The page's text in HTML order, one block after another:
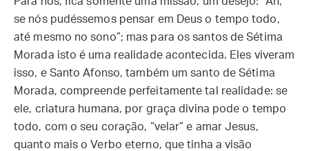
se nós pudéssemos pensar em Deus o tempo todo,
até mesmo no sono”; mas para os santos de Sétima
Morada isto é uma realidade acontecida. Eles viveram
isso, e Santo Afonso, também um santo de Sétima
Morada, compreende perfeitamente tal realidade: se
ele, criatura humana, por graça divina pode o tempo
todo, com o seu coração, “velar” e amar Jesus,
quanto mais o Verbo eterno, que tinha a visão